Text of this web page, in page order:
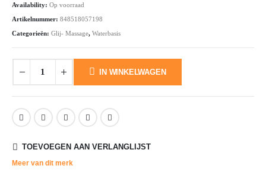
was:
€24.83.
is:
€17.38.
Availability: Op voorraad
Artikelnummer: 848518057198
Categorieën: Glij- Massage, Waterbasis
IN WINKELWAGEN
TOEVOEGEN AAN VERLANGLIJST
Meer van dit merk